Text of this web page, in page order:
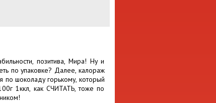
позитива, Мира! Ну и
по упаковке? Далее, калораж
по шоколаду горькому, который
1ккл, как СЧИТАТЬ, тоже по